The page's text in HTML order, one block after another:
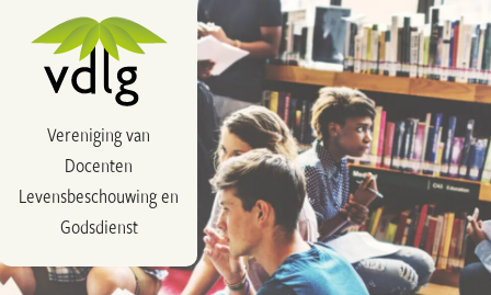
Vereniging van
Docenten
Levensbeschouwing en
Godsdienst